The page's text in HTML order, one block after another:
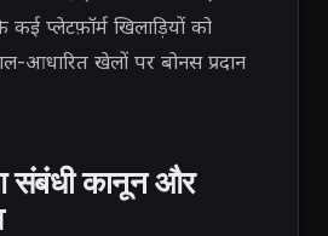
कई प्लेटफ़ॉर्म खिलाड़ियों को
आधारित खेलों पर बोनस प्रदान
संबंधी कानून और